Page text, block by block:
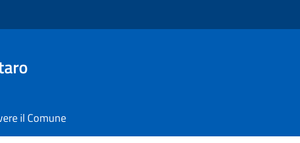
il Comune